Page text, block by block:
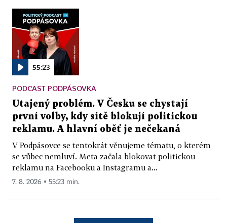
55:23
PODCAST PODPÁSOVKA
Utajený problém. V Česku se chystají
první volby, kdy sítě blokují politickou
reklamu. A hlavní oběť je nečekaná
V Podpásovce se tentokrát věnujeme tématu, o kterém
se vůbec nemluví. Meta začala blokovat politickou
reklamu na Facebooku a Instagramu a...
7. 8. 2026 ▪ 55:23 min.